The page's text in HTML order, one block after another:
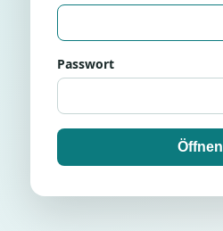
Passwort
Öffnen